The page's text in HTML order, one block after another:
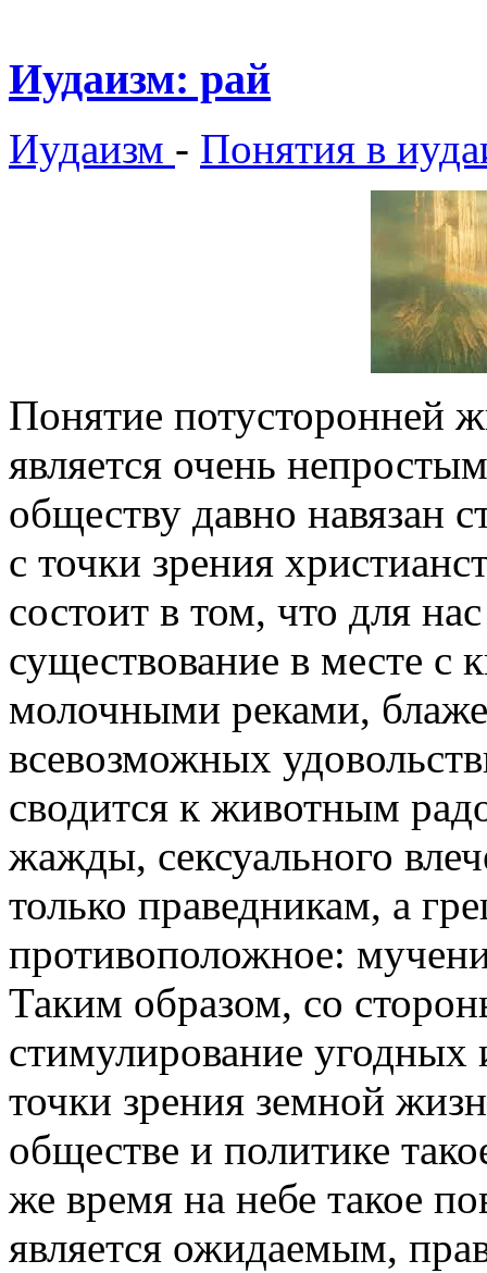
Иудаизм: рай
Иудаизм - Понятия в
Понятие потусторонней
является очень
обществу давно навязан
с точки зрения
состоит в том, что для
существование в месте с
молочными реками,
всевозможных
сводится к животным
жажды, сексуального
только праведникам, а
противоположное:
Таким образом, со
стимулирование угодных
точки зрения земной
обществе и политике
же время на небе такое
является ожидаемым,